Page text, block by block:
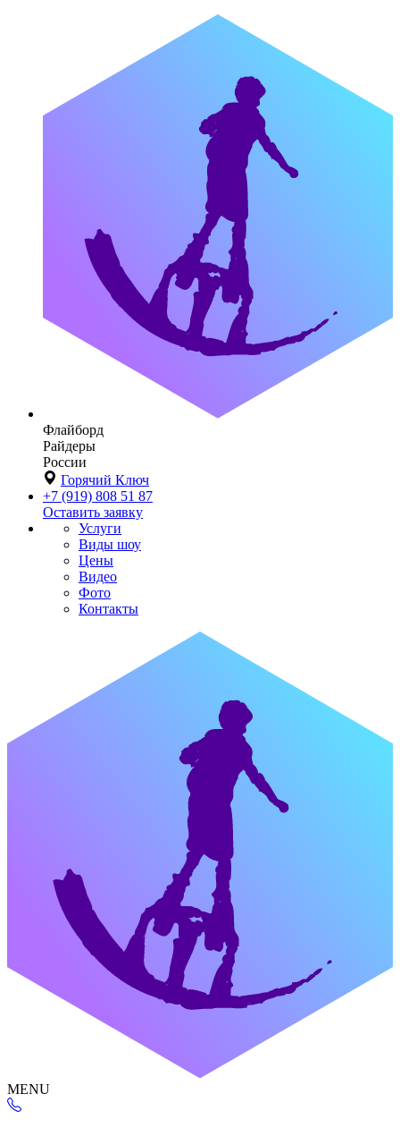
Флайборд
Райдеры
России
Горячий Ключ
+7 (919) 808 51 87
Оставить заявку
Услуги
Виды шоу
Цены
Видео
Фото
Контакты
MENU